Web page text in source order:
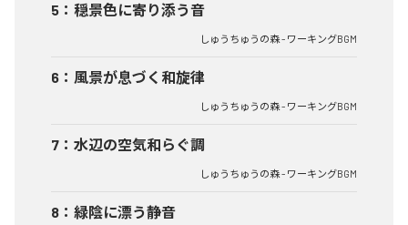
5 ： 穏景色に寄り添う音
しゅうちゅうの森 - ワーキングBGM
6 ： 風景が息づく和旋律
しゅうちゅうの森 - ワーキングBGM
7 ： 水辺の空気和らぐ調
しゅうちゅうの森 - ワーキングBGM
8 ： 緑陰に漂う静音